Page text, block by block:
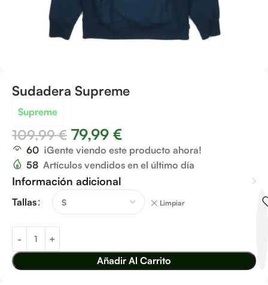
Sudadera Supreme
Supreme
109,99€ 79,99 €
60 ¡Gente viendo este producto ahora!
58 Artículos vendidos en el último día
Información adicional
Tallas Limpiar
Añadir Al Carrito